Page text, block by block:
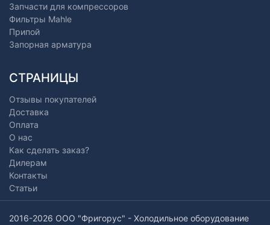
Запчасти для компрессоров
Фильтры Mahle
Припой
Запорная арматура
СТРАНИЦЫ
Отзывы покупателей
Доставка
Оплата
О нас
Как сделать заказ?
Дилерам
Контакты
Статьи
2016-2026 ООО "Фригорус" - Холодильное оборудование